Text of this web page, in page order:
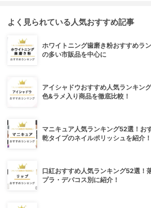
よく見られている人気おすすめ記事
ホワイトニング歯磨き粉おすすめラ
の多い市販品を中心に
アイシャドウおすすめ人気ランキン
色&ラメ入り商品を徹底比較！
マニキュア人気ランキング52選！お
乾タイプのネイルポリッシュを紹介！
口紅おすすめ人気ランキング52選！
プラ・デパコス別に紹介！